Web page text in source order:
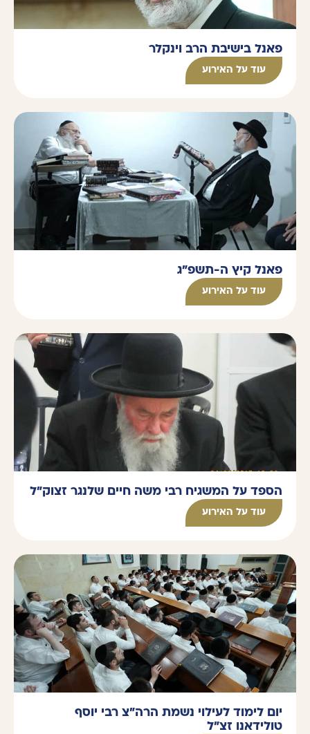
פאנל בישיבת הרב וינקלר
עוד על האירוע
פאנל קיץ ה-תשפ"ג
עוד על האירוע
הספד על המשגיח רבי משה חיים שלנגר זצוק"ל
עוד על האירוע
יום לימוד לעילוי נשמת הרה"צ רבי יוסף
טולידאנו זצ"ל